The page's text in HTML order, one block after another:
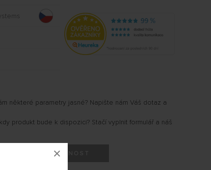
×
některé parametry jasné? Napište nám Váš dotaz a
produkt bude k dispozici? Stačí vyplnit formulář a náš
HLÍDAT DOSTUPNOST